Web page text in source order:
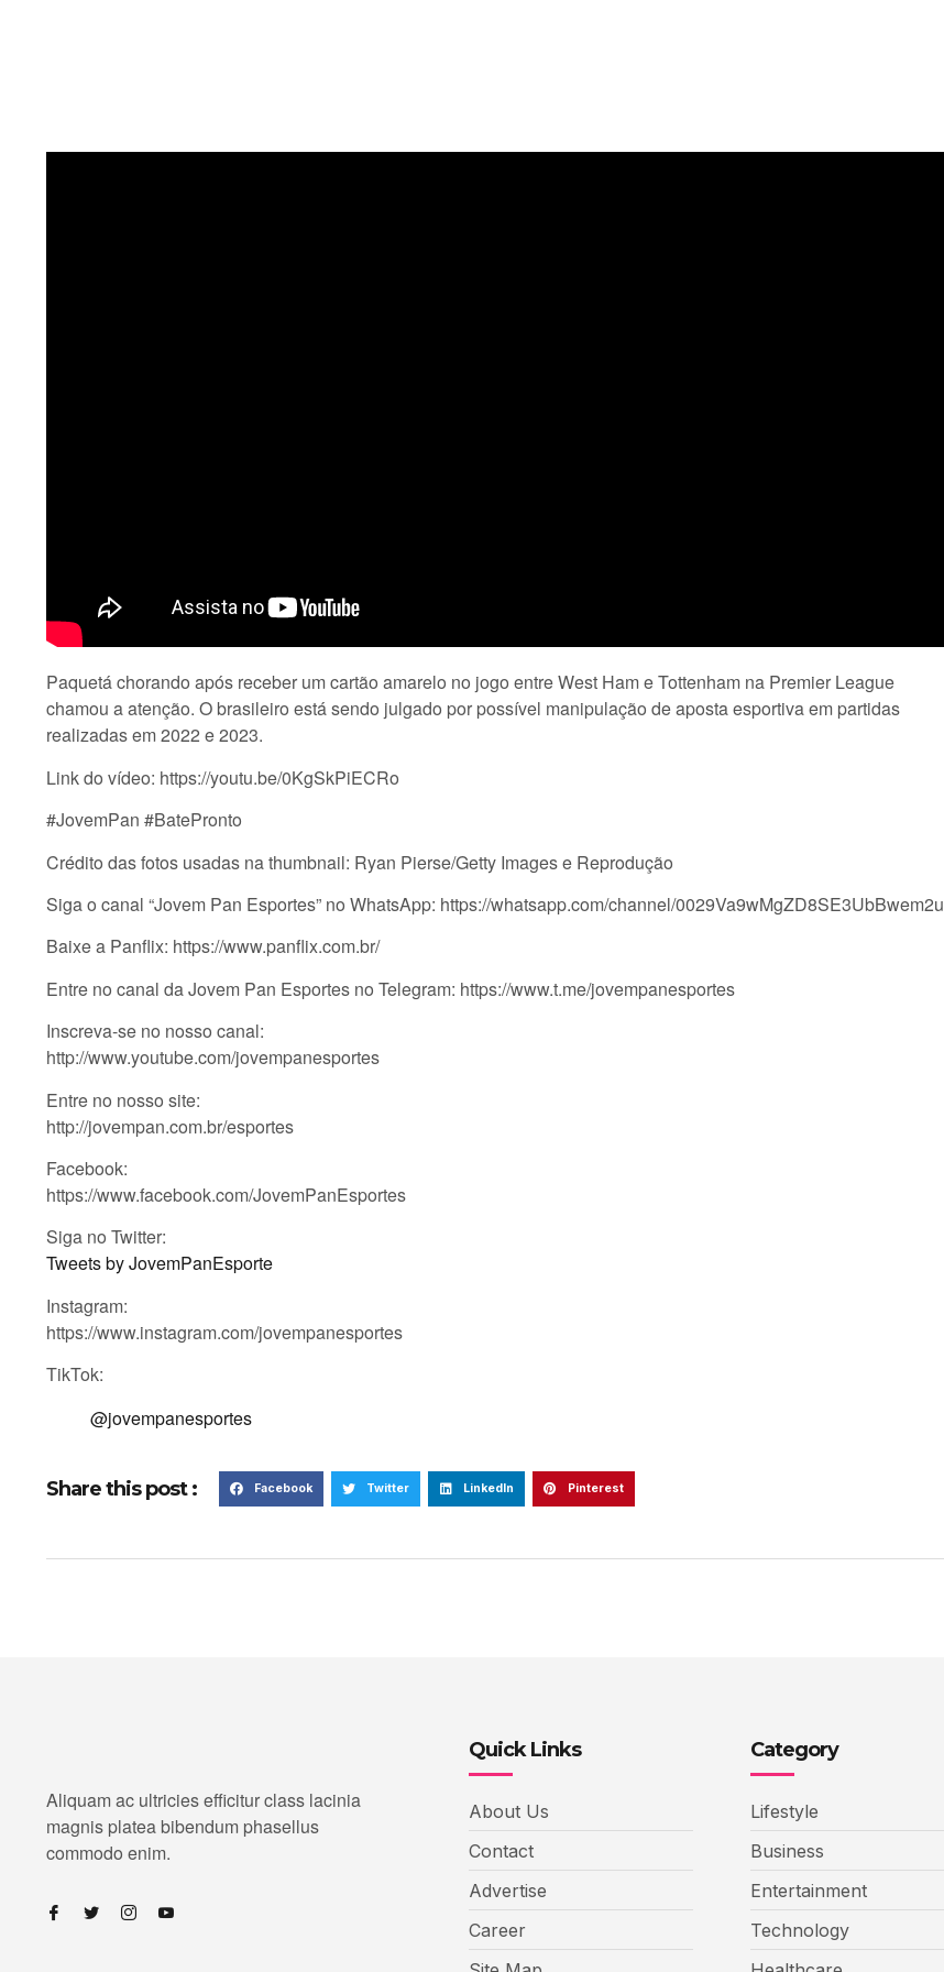
Paquetá chorando após receber um cartão amarelo no jogo entre West Ham e Tottenham na Premier League
chamou a atenção. O brasileiro está sendo julgado por possível manipulação de aposta esportiva em partidas
realizadas em 2022 e 2023.
Link do vídeo: https://youtu.be/0KgSkPiECRo
#JovemPan #BatePronto
Crédito das fotos usadas na thumbnail: Ryan Pierse/Getty Images e Reprodução
Siga o canal “Jovem Pan Esportes” no WhatsApp: https://whatsapp.com/channel/0029Va9wMgZD8SE3UbBwem2u
Baixe a Panflix: https://www.panflix.com.br/
Entre no canal da Jovem Pan Esportes no Telegram: https://www.t.me/jovempanesportes
Inscreva-se no nosso canal:
http://www.youtube.com/jovempanesportes
Entre no nosso site:
http://jovempan.com.br/esportes
Facebook:
https://www.facebook.com/JovemPanEsportes
Siga no Twitter:
Tweets by JovemPanEsporte
Instagram:
https://www.instagram.com/jovempanesportes
TikTok:
@jovempanesportes
Share this post : Facebook Twitter LinkedIn Pinterest
Aliquam ac ultricies efficitur class lacinia
magnis platea bibendum phasellus
commodo enim.
Quick Links
About Us
Contact
Advertise
Career
Category
Lifestyle
Business
Entertainment
Technology